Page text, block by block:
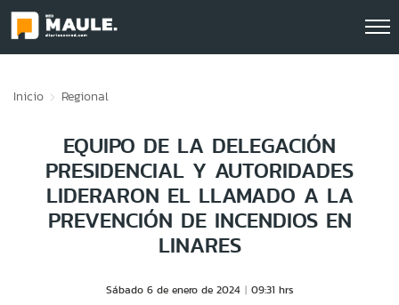
Inicio Regional
EQUIPO DE LA DELEGACIÓN
PRESIDENCIAL Y AUTORIDADES
LIDERARON EL LLAMADO A LA
PREVENCIÓN DE INCENDIOS EN
LINARES
Sábado 6 de enero de 2024 09:31 hrs